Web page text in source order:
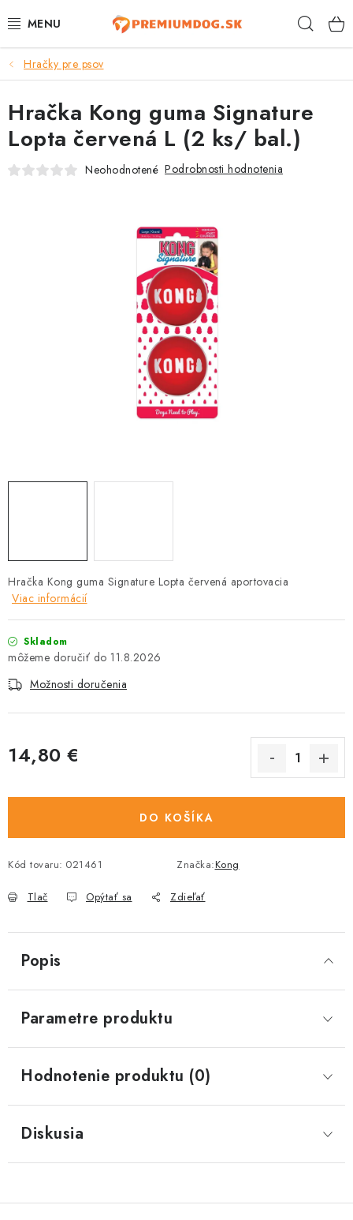
na
TOP 100 PRODUKTOV
NOVINKY
AKCIE
DEZINFEKČNÉ PROSTRIEDKY
GELOREN KĽBOVÁ VÝŽIVA
CHOVATEĽSKÉ POTREBY
Kontakty
Hračky pre psov
Hračka Kong guma Signature Lopta červená aportovacia
Viac informácií
Skladom
11.8.2026
Možnosti doručenia
14,80 €
DO KOŠÍKA
Kód tovaru: 021461 Značka:Kong
Tlač Opýtať sa Zdieľať
Hračka Kong guma Signature
Lopta červená L (2 ks/ bal.)
Neohodnotené Podrobnosti hodnotenia
Popis
Parametre produktu
Hodnotenie produktu (0)
Diskusia